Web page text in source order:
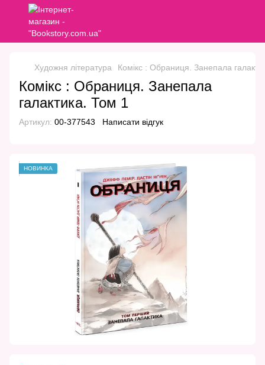
Художня література Комікс : Обраниця. Занепала
Комікс : Обраниця. Занепала
галактика. Том 1
Артикул: 00-377543 Написати відгук
НОВИНКА